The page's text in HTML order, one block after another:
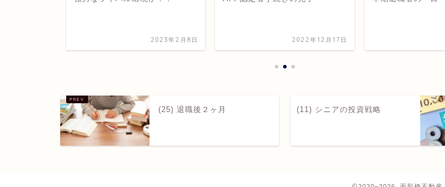
2023年2月8日 2022年12月17日
(25) 退職後２ヶ月 (11) シニアの投資戦略